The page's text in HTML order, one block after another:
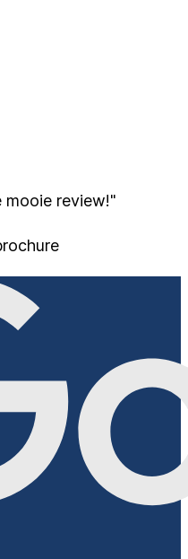
review!"